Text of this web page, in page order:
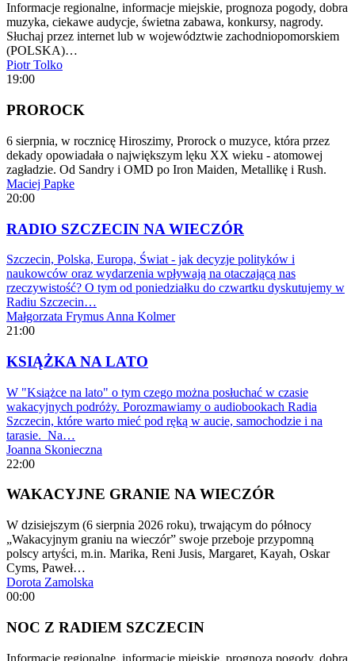
Informacje regionalne, informacje miejskie, prognoza pogody, dobra
muzyka, ciekawe audycje, świetna zabawa, konkursy, nagrody.
Słuchaj przez internet lub w województwie zachodniopomorskiem
(POLSKA)…
Piotr Tolko
19:00
PROROCK
6 sierpnia, w rocznicę Hiroszimy, Prorock o muzyce, która przez
dekady opowiadała o największym lęku XX wieku - atomowej
zagładzie. Od Sandry i OMD po Iron Maiden, Metallikę i Rush.
Maciej Papke
20:00
RADIO SZCZECIN NA WIECZÓR
Szczecin, Polska, Europa, Świat - jak decyzje polityków i
naukowców oraz wydarzenia wpływają na otaczającą nas
rzeczywistość? O tym od poniedziałku do czwartku dyskutujemy w
Radiu Szczecin…
Małgorzata Frymus Anna Kolmer
21:00
KSIĄŻKA NA LATO
W "Książce na lato" o tym czego można posłuchać w czasie
wakacyjnych podróży. Porozmawiamy o audiobookach Radia
Szczecin, które warto mieć pod ręką w aucie, samochodzie i na
tarasie. Na…
Joanna Skonieczna
22:00
WAKACYJNE GRANIE NA WIECZÓR
W dzisiejszym (6 sierpnia 2026 roku), trwającym do północy
„Wakacyjnym graniu na wieczór” swoje przeboje przypomną
polscy artyści, m.in. Marika, Reni Jusis, Margaret, Kayah, Oskar
Cyms, Paweł…
Dorota Zamolska
00:00
NOC Z RADIEM SZCZECIN
Informacje regionalne, informacje miejskie, prognoza pogody, dobra